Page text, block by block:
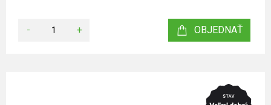
- + OBJEDNAŤ